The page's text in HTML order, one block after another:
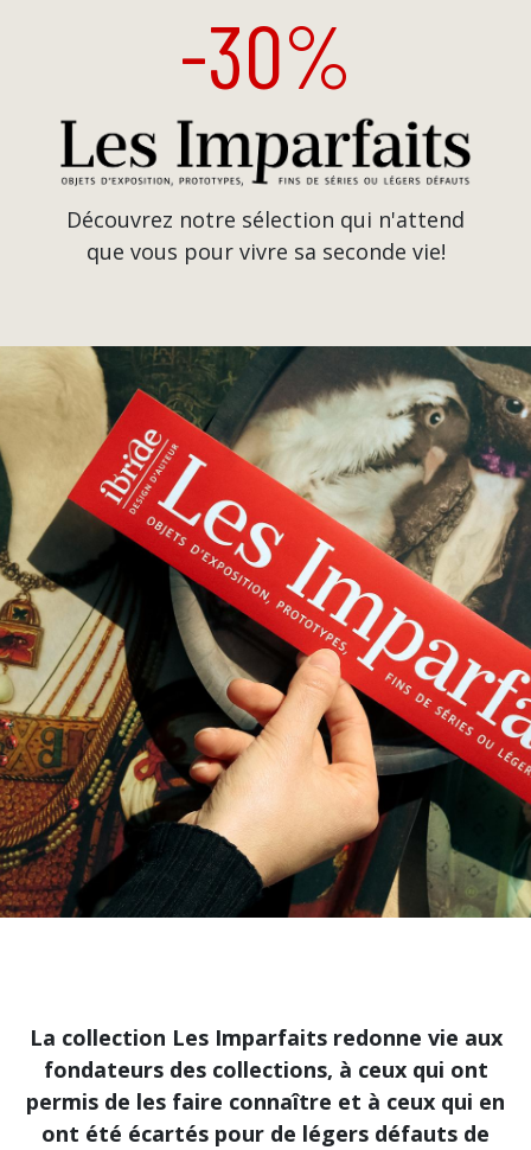
-30%
Découvrez notre sélection qui n'attend
que vous pour vivre sa seconde vie!
La collection Les Imparfaits redonne vie aux
fondateurs des collections, à ceux qui ont
permis de les faire connaître et à ceux qui en
ont été écartés pour de légers défauts de